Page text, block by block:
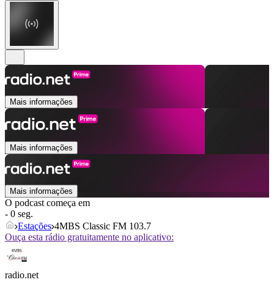
Mais informações
Mais informações
Mais informações
O podcast começa em
- 0 seg.
Estações 4MBS Classic FM 103.7
Ouça esta rádio gratuitamente no aplicativo:
radio.net